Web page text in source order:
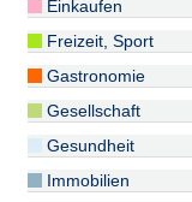
Einkaufen
Freizeit, Sport
Gastronomie
Gesellschaft
Gesundheit
Immobilien